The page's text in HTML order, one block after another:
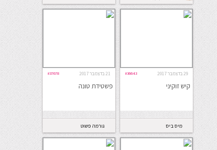
קאראסיק
29 בדצמבר 2017 #36643
קיש זוקיני
מיס ביס
21 בדצמבר 2017 #37678
פשטידת טונה
גורמה פשוט